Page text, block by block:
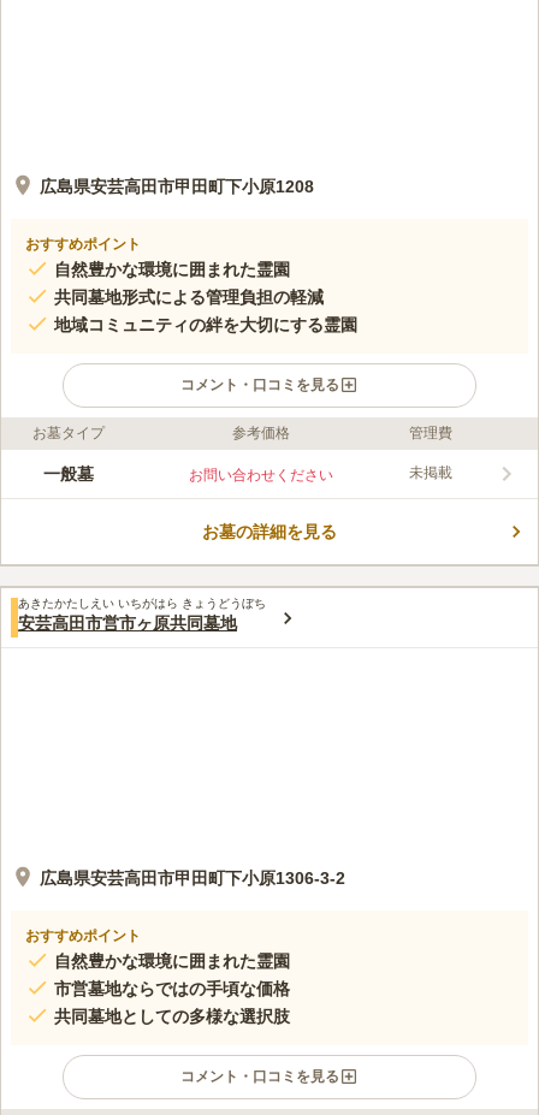
広島県安芸高田市甲田町下小原1208
おすすめポイント
自然豊かな環境に囲まれた霊園
共同墓地形式による管理負担の軽減
地域コミュニティの絆を大切にする霊園
コメント・口コミを見る
口コミ評価
この霊園はまだ誰からも評価されていません。
お墓タイプ 参考価格 管理費
一般墓 お問い合わせください 未掲載
お墓の詳細を見る
あきたかたしえい いちがはら きょうどうぼち
安芸高田市営市ヶ原共同墓地
広島県安芸高田市甲田町下小原1306-3-2
おすすめポイント
自然豊かな環境に囲まれた霊園
市営墓地ならではの手頃な価格
共同墓地としての多様な選択肢
コメント・口コミを見る